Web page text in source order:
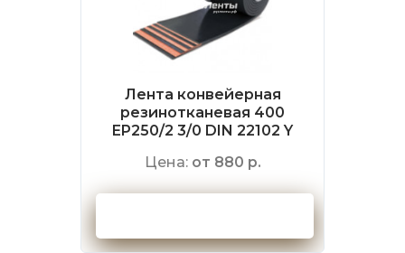
Лента конвейерная
резинотканевая 400
EP250/2 3/0 DIN 22102 Y
Цена: от 880 р.